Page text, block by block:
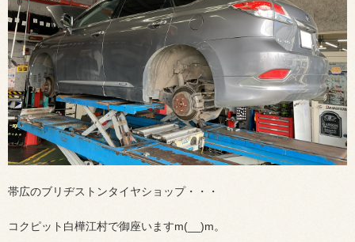
帯広のブリヂストンタイヤショップ・・・
コクピット白樺江村で御座いますm(__)m。